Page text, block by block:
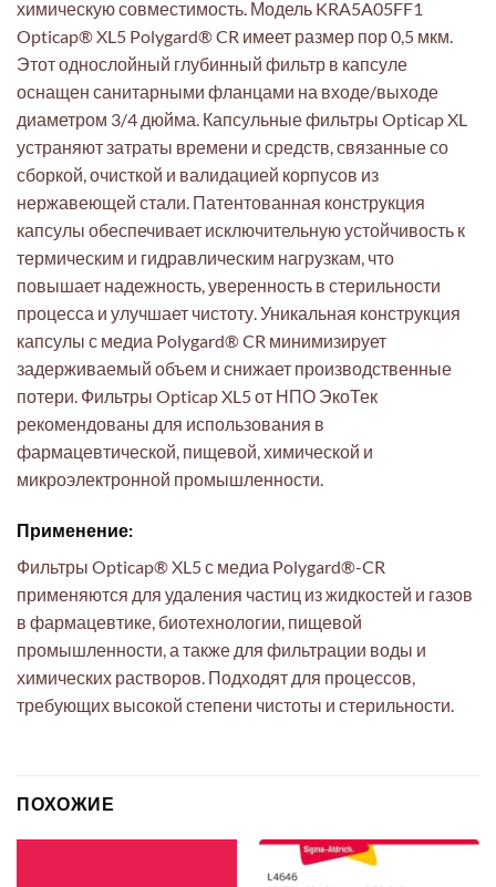
химическую совместимость. Модель KRA5A05FF1
Opticap® XL5 Polygard® CR имеет размер пор 0,5 мкм.
Этот однослойный глубинный фильтр в капсуле
оснащен санитарными фланцами на входе/выходе
диаметром 3/4 дюйма. Капсульные фильтры Opticap XL
устраняют затраты времени и средств, связанные со
сборкой, очисткой и валидацией корпусов из
нержавеющей стали. Патентованная конструкция
капсулы обеспечивает исключительную устойчивость к
термическим и гидравлическим нагрузкам, что
повышает надежность, уверенность в стерильности
процесса и улучшает чистоту. Уникальная конструкция
капсулы с медиа Polygard® CR минимизирует
задерживаемый объем и снижает производственные
потери. Фильтры Opticap XL5 от НПО ЭкоТек
рекомендованы для использования в
фармацевтической, пищевой, химической и
микроэлектронной промышленности.
Применение:
Фильтры Opticap® XL5 с медиа Polygard®-CR
применяются для удаления частиц из жидкостей и газов
в фармацевтике, биотехнологии, пищевой
промышленности, а также для фильтрации воды и
химических растворов. Подходят для процессов,
требующих высокой степени чистоты и стерильности.
ПОХОЖИЕ